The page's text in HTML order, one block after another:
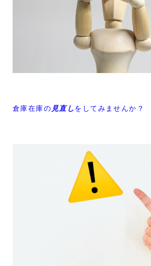
倉庫在庫の見直しをしてみませんか？